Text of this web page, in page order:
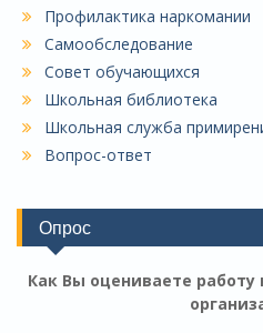
Профилактика наркомании
Самообследование
Совет обучающихся
Школьная библиотека
Школьная служба
Вопрос-ответ
Опрос
Как Вы оцениваете